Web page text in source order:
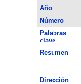
Año
Número
Palabras
clave
Resumen
Dirección